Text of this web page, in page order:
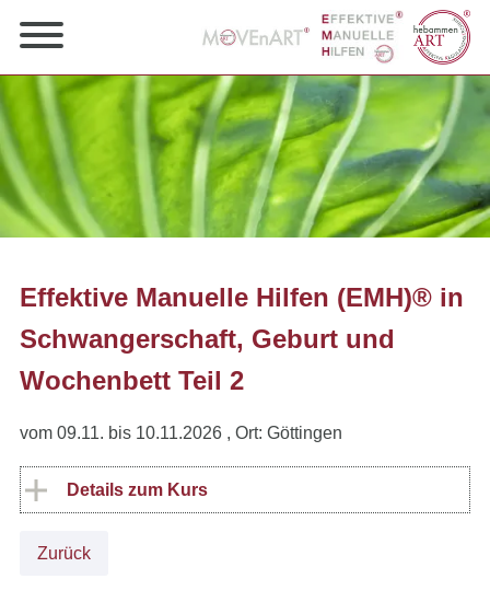
Effektive Manuelle Hilfen (EMH)® in
Schwangerschaft, Geburt und
Wochenbett Teil 2
vom 09.11. bis 10.11.2026 , Ort: Göttingen
Details zum Kurs
Zurück